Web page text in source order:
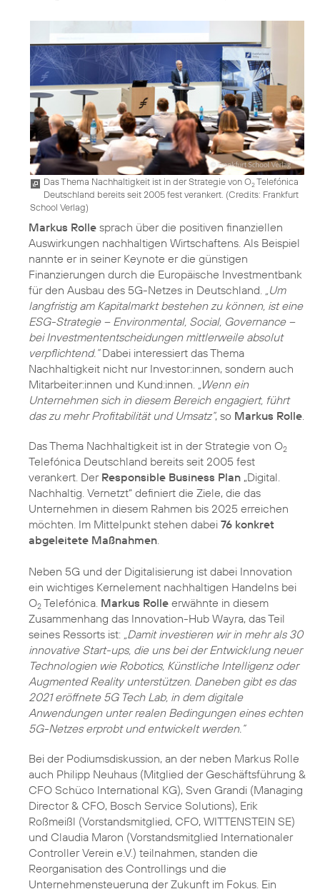
Das Thema Nachhaltigkeit ist in der Strategie von O2Telefónica
Deutschland bereits seit 2005 fest verankert. (Credits: Frankfurt
School Verlag)
Markus Rolle sprach über die positiven finanziellen
Auswirkungen nachhaltigen Wirtschaftens. Als Beispiel
nannte er in seiner Keynote er die günstigen
Finanzierungen durch die Europäische Investmentbank
für den Ausbau des 5G-Netzes in Deutschland. „Um
langfristig am Kapitalmarkt bestehen zu können, ist eine
ESG-Strategie – Environmental, Social, Governance –
bei Investmententscheidungen mittlerweile absolut
verpflichtend.“Dabei interessiert das Thema
Nachhaltigkeit nicht nur Investor:innen, sondern auch
Mitarbeiter:innen und Kund:innen. „Wenn ein
Unternehmen sich in diesem Bereich engagiert, führt
das zu mehr Profitabilität und Umsatz“, so Markus Rolle.
Das Thema Nachhaltigkeit ist in der Strategie von O2
Telefónica Deutschland bereits seit 2005 fest
verankert. Der Responsible Business Plan „Digital.
Nachhaltig. Vernetzt“ definiert die Ziele, die das
Unternehmen in diesem Rahmen bis 2025 erreichen
möchten. Im Mittelpunkt stehen dabei 76 konkret
abgeleitete Maßnahmen.
Neben 5G und der Digitalisierung ist dabei Innovation
ein wichtiges Kernelement nachhaltigen Handelns bei
O2 Telefónica. Markus Rolle erwähnte in diesem
Zusammenhang das Innovation-Hub Wayra, das Teil
seines Ressorts ist: „Damit investieren wir in mehr als 30
innovative Start-ups, die uns bei der Entwicklung neuer
Technologien wie Robotics, Künstliche Intelligenz oder
Augmented Reality unterstützen. Daneben gibt es das
2021 eröffnete 5G Tech Lab, in dem digitale
Anwendungen unter realen Bedingungen eines echten
5G-Netzes erprobt und entwickelt werden.“
Bei der Podiumsdiskussion, an der neben Markus Rolle
auch Philipp Neuhaus (Mitglied der Geschäftsführung &
CFO Schüco International KG), Sven Grandi (Managing
Director & CFO, Bosch Service Solutions), Erik
Roßmeißl (Vorstandsmitglied, CFO, WITTENSTEIN SE)
und Claudia Maron (Vorstandsmitglied Internationaler
Controller Verein e.V.) teilnahmen, standen die
Reorganisation des Controllings und die
Unternehmensteuerung der Zukunft im Fokus. Ein